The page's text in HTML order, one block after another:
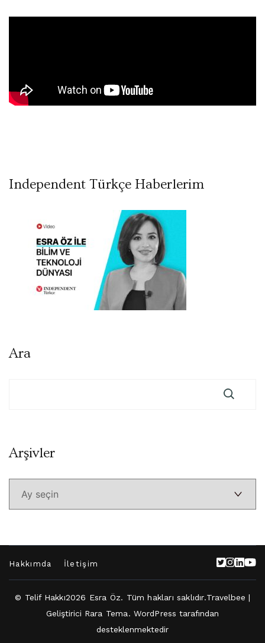
Independent Türkçe Haberlerim
Ara
ArşivlerArşivler
Hakkımda İletişim
© Telif Hakkı2026 Esra Öz. Tüm hakları saklıdır.Travelbee |
Geliştirici Rara Tema. WordPress tarafından
desteklenmektedir